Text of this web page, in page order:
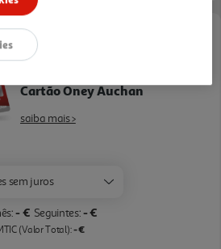
de Financiamento
Cartão Oney Auchan
saiba mais >
sem juros
- € Seguintes:- €
(Valor Total):- €